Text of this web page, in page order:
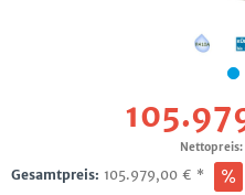
Gesamtpreis: 105.979,00 € *